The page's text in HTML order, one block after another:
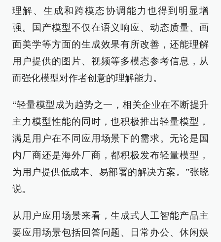
理解、生成和跨模态协调能力也得到明显增
强。国产模型不仅在语义响应、动态质量、画
面美学等方面的生成效果有所改善，还能理解
用户提供的图片、视频等多模态参考信息，从
而强化模型对作者创意的理解能力。
“轻量模型成为趋势之一，相关企业在不断提升
主力模型性能的同时，也积极推出轻量模型，
满足用户在不同应用场景下的需求。无论是国
内厂商还是海外厂商，都积极发布轻量模型，
为用户提供低成本、易部署的解决方案。”张晓
说。
从用户应用场景来看，生成式人工智能产品主
要应用场景包括回答问题、日常办公、休闲娱